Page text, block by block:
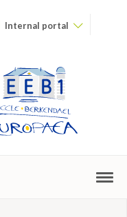
Internal portal